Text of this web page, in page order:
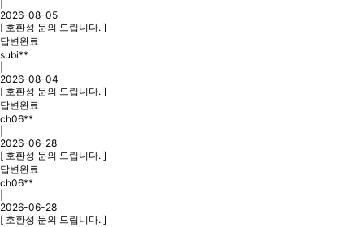
2026-08-05
[ 호환성 문의 드립니다. ]
답변완료
subi**
2026-08-04
[ 호환성 문의 드립니다. ]
답변완료
ch06**
2026-06-28
[ 호환성 문의 드립니다. ]
답변완료
ch06**
2026-06-28
[ 호환성 문의 드립니다. ]